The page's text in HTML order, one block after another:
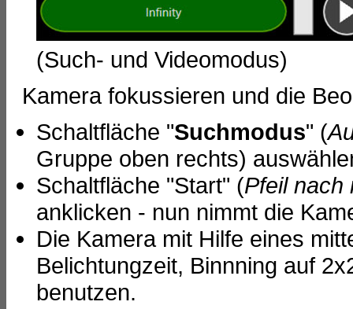
(Such- und Videomodus)
Kamera fokussieren und die
Schaltfläche "Suchmodus" (
Gruppe oben rechts)
Schaltfläche "Start" (Pfeil nach
anklicken - nun nimmt die
Die Kamera mit Hilfe eines
Belichtungzeit, Binnning auf
benutzen.